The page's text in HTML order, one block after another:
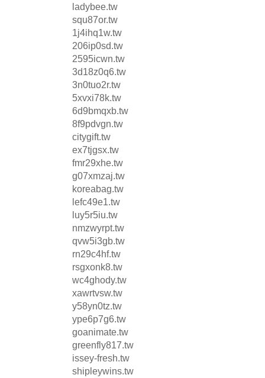
ladybee.tw
squ87or.tw
1j4ihq1w.tw
206ip0sd.tw
2595icwn.tw
3d18z0q6.tw
3n0tuo2r.tw
5xvxi78k.tw
6d9bmqxb.tw
8f9pdvgn.tw
citygift.tw
ex7tjgsx.tw
fmr29xhe.tw
g07xmzaj.tw
koreabag.tw
lefc49e1.tw
luy5r5iu.tw
nmzwyrpt.tw
qvw5i3gb.tw
rn29c4hf.tw
rsgxonk8.tw
wc4ghody.tw
xawrtvsw.tw
y58yn0tz.tw
ype6p7g6.tw
goanimate.tw
greenfly817.tw
issey-fresh.tw
shipleywins.tw